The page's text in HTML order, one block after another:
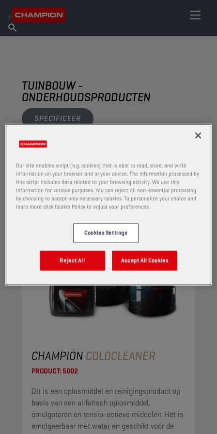
Over Champion
Vind een verkooppunt
TUINBOUW -
ONDERHOUDSPRODUCTEN
SPECIFICEER
ONDERHOUDSPRODUCTEN
CHAMPION COLDCLEANER
PRODUCT:5002
Dit is een oplosmiddel en reinigingsproduct op
basis van een alifatisch oplosmiddel,
emulgatoren en tensio-actieve middelen. Het is
emulgeerbaar met water en geschikt voor de
Our site enables script (e.g. cookies) that is able to read, store, and write
information on your browser and in your device. The information processed by
this script includes data related to your browsing activity. We use this
information for various purposes. You can reject all non-essential processing
by choosing to accept only necessary cookies. To personalize your choice and
learn more click Cookie Policy to adjust your preferences.
Cookies Settings
Reject All Accept All Cookies